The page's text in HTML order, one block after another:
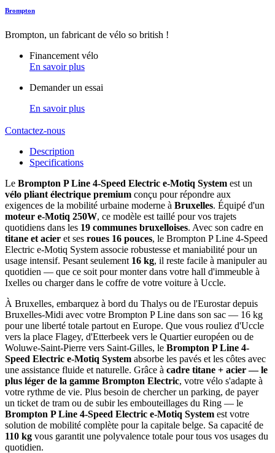
Brompton
Brompton, un fabricant de vélo so british !
Financement vélo
En savoir plus
Demander un essai
En savoir plus
Contactez-nous
Description
Specifications
Le Brompton P Line 4-Speed Electric e-Motiq System est un
vélo pliant électrique premium conçu pour répondre aux
exigences de la mobilité urbaine moderne à Bruxelles. Équipé d'un
moteur e-Motiq 250W, ce modèle est taillé pour vos trajets
quotidiens dans les 19 communes bruxelloises. Avec son cadre en
titane et acier et ses roues 16 pouces, le Brompton P Line 4-Speed
Electric e-Motiq System associe robustesse et maniabilité pour un
usage intensif. Pesant seulement 16 kg, il reste facile à manipuler au
quotidien — que ce soit pour monter dans votre hall d'immeuble à
Ixelles ou charger dans le coffre de votre voiture à Uccle.
À Bruxelles, embarquez à bord du Thalys ou de l'Eurostar depuis
Bruxelles-Midi avec votre Brompton P Line dans son sac — 16 kg
pour une liberté totale partout en Europe. Que vous rouliez d'Uccle
vers la place Flagey, d'Etterbeek vers le Quartier européen ou de
Woluwe-Saint-Pierre vers Saint-Gilles, le Brompton P Line 4-
Speed Electric e-Motiq System absorbe les pavés et les côtes avec
une assistance fluide et naturelle. Grâce à cadre titane + acier — le
plus léger de la gamme Brompton Electric, votre vélo s'adapte à
votre rythme de vie. Plus besoin de chercher un parking, de payer
un ticket de tram ou de subir les embouteillages du Ring — le
Brompton P Line 4-Speed Electric e-Motiq System est votre
solution de mobilité complète pour la capitale belge. Sa capacité de
110 kg vous garantit une polyvalence totale pour tous vos usages du
quotidien.